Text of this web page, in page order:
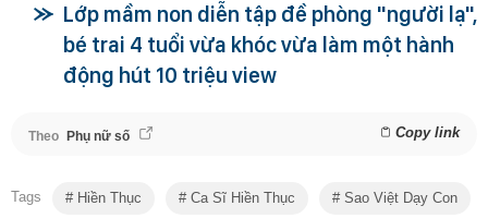
Lớp mầm non diễn tập đề phòng "người lạ",
bé trai 4 tuổi vừa khóc vừa làm một hành
động hút 10 triệu view
Theo Phụ nữ số Copy link
Tags Hiền Thục Ca Sĩ Hiền Thục Sao Việt Dạy Con